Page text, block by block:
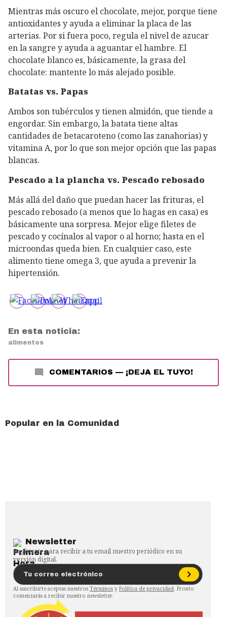
Mientras más oscuro el chocolate, mejor, porque tiene
antioxidantes y ayuda a eliminar la placa de las
arterias. Por si fuera poco, regula el nivel de azucar
en la sangre y ayuda a aguantar el hambre. El
chocolate blanco es, básicamente, la grasa del
chocolate: mantente lo más alejado posible.
Batatas vs. Papas
Ambos son tubérculos y tienen almidón, que tiende a
engordar. Sin embargo, la batata tiene altas
cantidades de betacaroteno (como las zanahorias) y
vitamina A, por lo que son mejor opción que las papas
blancas.
Pescado a la plancha vs. Pescado rebosado
Más allá del daño que puedan hacer las frituras, el
pescado rebosado (a menos que lo hagas en casa) es
básicamente una sorpresa. Mejor elige filetes de
pescado y cocínalos al vapor o al horno; hasta en el
microondas queda bien. En cualquier caso, este
alimento tiene omega 3, que ayuda a prevenir la
hipertensión.
En esta noticia:
alimentos
COMENTARIOS — ¡DEJA EL TUYO!
Popular en la Comunidad
Newsletter
Regístrate para recibir a tu email nuestro periódico en su
versión digital.
Al suscribirte aceptas nuestros Términos y Política de privacidad. Pronto
comenzarás a recibir nuestro newsletter.